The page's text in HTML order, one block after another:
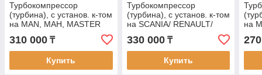
Турбокомпрессор
(турбина), с установ. к-том
на MAN, МАН, MASTER
POWER 805115
310 000 ₸
Купить
Турбокомпрессор
(турбина), с установ. к-том
на SCANIA/ RENAULT/
MAN, СКАНИЯ/ РЕНО/
МАН, MASTER POWER
801607
330 000₸
Купить
на